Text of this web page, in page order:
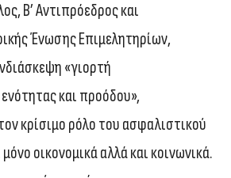
Β’ Αντιπρόεδρος και
Ένωσης Επιμελητηρίων,
«γιορτή
και προόδου»,
κρίσιμο ρόλο του ασφαλιστικού
οικονομικά αλλά και κοινωνικά.